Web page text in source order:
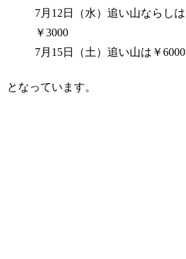
7月12日（水）追い山ならしは
￥3000
7月15日（土）追い山は￥6000
となっています。